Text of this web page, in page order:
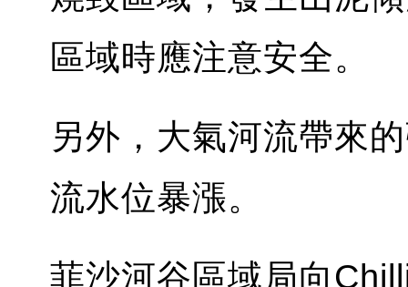
區域時應注意安全。
另外，大氣河流帶來
流水位暴漲。
菲沙河谷區域局向